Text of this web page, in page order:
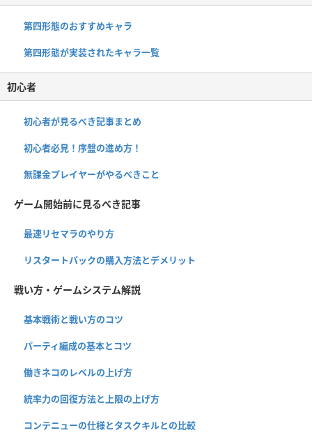
第四形態のおすすめキャラ
第四形態が実装されたキャラ一覧
初心者
初心者が見るべき記事まとめ
初心者必見！序盤の進め方！
無課金プレイヤーがやるべきこと
ゲーム開始前に見るべき記事
最速リセマラのやり方
リスタートパックの購入方法とデメリット
戦い方・ゲームシステム解説
基本戦術と戦い方のコツ
パーティ編成の基本とコツ
働きネコのレベルの上げ方
統率力の回復方法と上限の上げ方
コンテニューの仕様とタスクキルとの比較